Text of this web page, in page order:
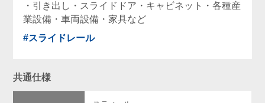
・引き出し・スライドドア・キャビネット・各種産
業設備・車両設備・家具など
#スライドレール
共通仕様